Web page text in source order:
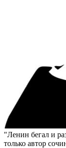
"Ленин бегал и
только автор